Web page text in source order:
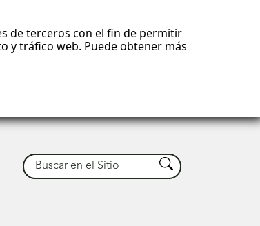
de terceros con el fin de permitir
y tráfico web. Puede obtener más
Buscar Buscar